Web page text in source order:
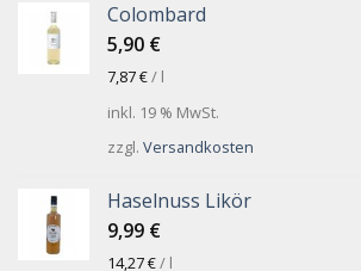
Colombard
5,90 €
7,87€/ l
inkl. 19 % MwSt.
zzgl. Versandkosten
Haselnuss Likör
9,99 €
14,27€/ l